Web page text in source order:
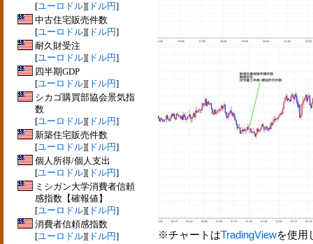
[ユーロドル][ ドル円]
中古住宅販売件数
[ユーロドル][ ドル円]
耐久財受注
[ユーロドル][ ドル円]
四半期GDP
[ユーロドル][ ドル円]
シカゴ購買部協会景気指
数
[ユーロドル][ ドル円]
新築住宅販売件数
[ユーロドル][ ドル円]
個人所得/個人支出
[ユーロドル][ ドル円]
ミシガン大学消費者信頼
感指数【確報値】
[ユーロドル][ ドル円]
消費者信頼感指数
[ユーロドル][ ドル円]
※チャートはTradingViewを使用